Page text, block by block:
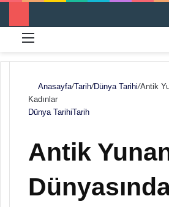
Anasayfa/Tarih/Dünya Tarihi/Antik
Kadınlar
Dünya TarihiTarih
Antik